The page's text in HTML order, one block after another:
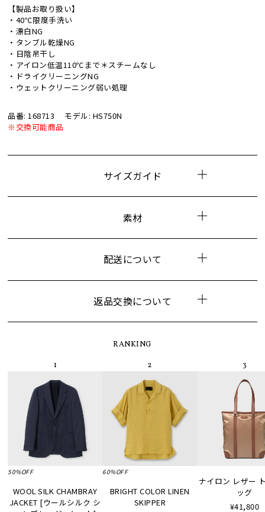
【製品お取り扱い】
・40℃限度手洗い
・漂白NG
・タンブル乾燥NG
・日陰吊干し
・アイロン低温110℃まで＊スチームなし
・ドライクリーニングNG
・ウェットクリーニング弱い処理
品番: 168713
モデル: HS750N
※交換可能商品
サイズガイド
素材
配送について
返品交換について
RANKING
50%OFF
WOOL SILK CHAMBRAY
JACKET [ウールシルク シ
60%OFF
BRIGHT COLOR LINEN
SKIPPER
ナイロン レザー
ッグ
¥41,800